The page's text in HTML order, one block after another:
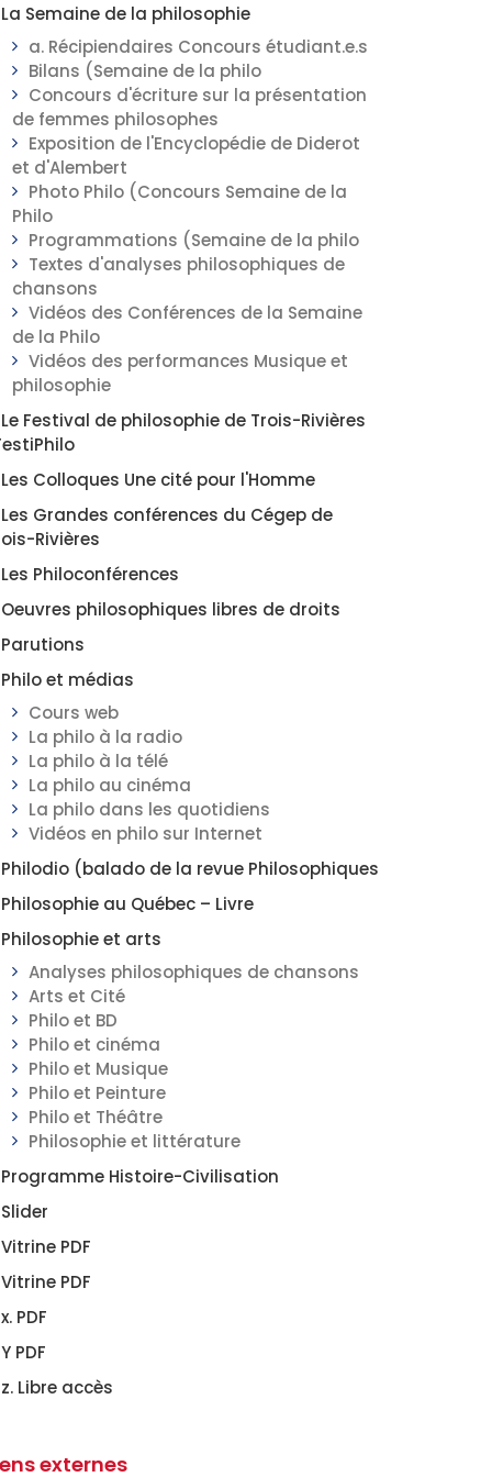
La Semaine de la philosophie
a. Récipiendaires Concours étudiant.e.s
Bilans (Semaine de la philo
Concours d'écriture sur la présentation
de femmes philosophes
Exposition de l'Encyclopédie de Diderot
et d'Alembert
Photo Philo (Concours Semaine de la
Philo
Programmations (Semaine de la philo
Textes d'analyses philosophiques de
chansons
Vidéos des Conférences de la Semaine
de la Philo
Vidéos des performances Musique et
philosophie
Le Festival de philosophie de Trois-Rivières
Les Colloques Une cité pour l'Homme
Les Grandes conférences du Cégep de
Rivières
Les Philoconférences
Oeuvres philosophiques libres de droits
Parutions
Philo et médias
Cours web
La philo à la radio
La philo à la télé
La philo au cinéma
La philo dans les quotidiens
Vidéos en philo sur Internet
Philodio (balado de la revue Philosophiques
Philosophie au Québec – Livre
Philosophie et arts
Analyses philosophiques de chansons
Arts et Cité
Philo et BD
Philo et cinéma
Philo et Musique
Philo et Peinture
Philo et Théâtre
Philosophie et littérature
Programme Histoire-Civilisation
Slider
Vitrine PDF
Vitrine PDF
x. PDF
Y PDF
z. Libre accès
externes